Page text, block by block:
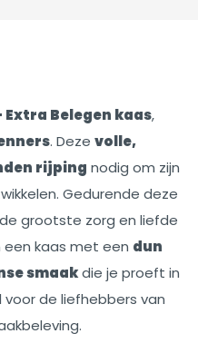
Extra Belegen kaas,
. Deze volle,
rijping nodig om zijn
Gedurende deze
grootste zorg en liefde
kaas met een dun
smaakdie je proeft in
voor de liefhebbers van